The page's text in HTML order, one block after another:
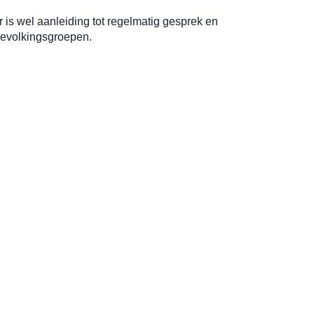
wel aanleiding tot regelmatig gesprek en